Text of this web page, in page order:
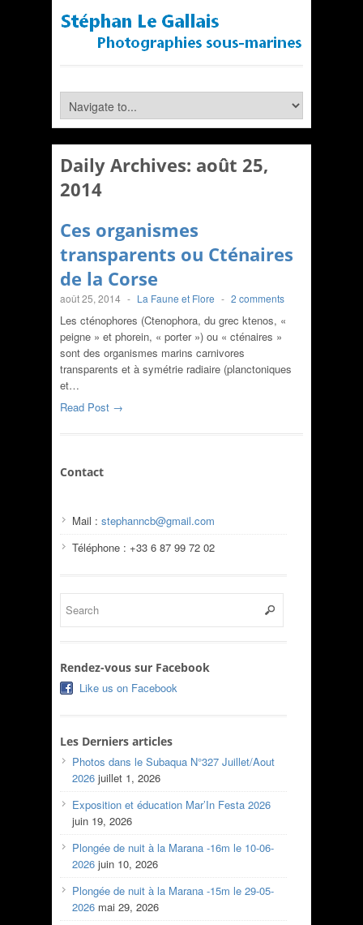
Daily Archives: août 25,
2014
Ces organismes
transparents ou Cténaires
de la Corse
août 25, 2014 - La Faune et Flore - 2 comments
Les cténophores (Ctenophora, du grec ktenos, «
peigne » et phorein, « porter ») ou « cténaires »
sont des organismes marins carnivores
transparents et à symétrie radiaire (planctoniques
et…
Read Post →
Contact
Mail : stephanncb@gmail.com
Téléphone : +33 6 87 99 72 02
Rendez-vous sur Facebook
Like us on Facebook
Les Derniers articles
Photos dans le Subaqua N°327 Juillet/Aout
2026 juillet 1, 2026
Exposition et éducation Mar’In Festa 2026
juin 19, 2026
Plongée de nuit à la Marana -16m le 10-06-
2026 juin 10, 2026
Plongée de nuit à la Marana -15m le 29-05-
2026 mai 29, 2026